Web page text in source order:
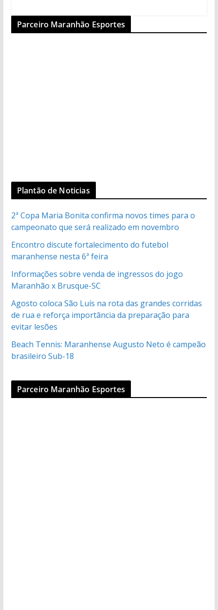
Parceiro Maranhão Esportes
Plantão de Noticias
2ª Copa Maria Bonita confirma novos times para o
campeonato que será realizado em novembro
Encontro discute fortalecimento do futebol
maranhense nesta 6ª feira
Informações sobre venda de ingressos do jogo
Maranhão x Brusque-SC
Agosto coloca São Luís na rota das grandes corridas
de rua e reforça importância da preparação para
evitar lesões
Beach Tennis: Maranhense Augusto Neto é campeão
brasileiro Sub-18
Parceiro Maranhão Esportes